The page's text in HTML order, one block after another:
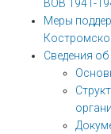
ВОВ 1941-
Меры
Сведения